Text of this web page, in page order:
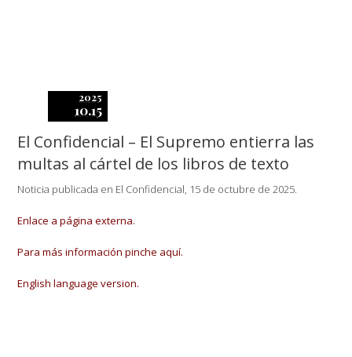
2025
10.15
El Confidencial – El Supremo entierra las
multas al cártel de los libros de texto
Noticia publicada en El Confidencial, 15 de octubre de 2025.
Enlace a página externa.
Para más información pinche aquí.
English language version.